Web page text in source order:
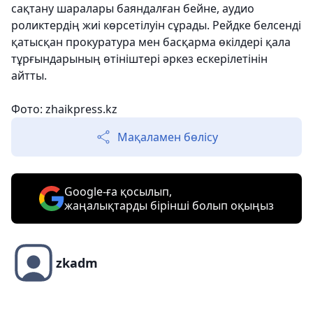
сақтану шаралары баяндалған бейне, аудио
роликтердің жиі көрсетілуін сұрады. Рейдке белсенді
қатысқан прокуратура мен басқарма өкілдері қала
тұрғындарының өтініштері әркез ескерілетінін
айтты.
Фото: zhaikpress.kz
Мақаламен бөлісу
Google-ға қосылып,
жаңалықтарды бірінші болып оқыңыз
zkadm